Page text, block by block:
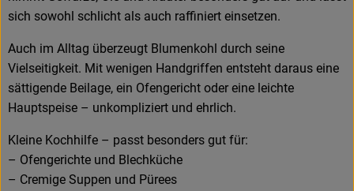
sich sowohl schlicht als auch raffiniert einsetzen.
Auch im Alltag überzeugt Blumenkohl durch seine
Vielseitigkeit. Mit wenigen Handgriffen entsteht daraus eine
sättigende Beilage, ein Ofengericht oder eine leichte
Hauptspeise – unkompliziert und ehrlich.
Kleine Kochhilfe – passt besonders gut für:
– Ofengerichte und Blechküche
– Cremige Suppen und Pürees